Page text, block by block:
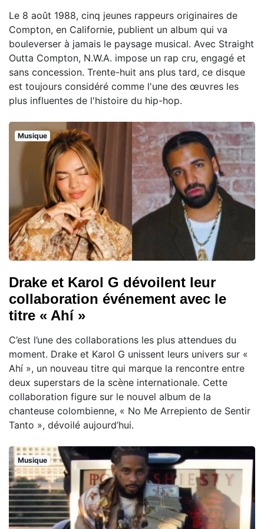
Le 8 août 1988, cinq jeunes rappeurs originaires de
Compton, en Californie, publient un album qui va
bouleverser à jamais le paysage musical. Avec Straight
Outta Compton, N.W.A. impose un rap cru, engagé et
sans concession. Trente-huit ans plus tard, ce disque
est toujours considéré comme l'une des œuvres les
plus influentes de l'histoire du hip-hop.
Musique
Drake et Karol G dévoilent leur
collaboration événement avec le
titre « Ahí »
C’est l’une des collaborations les plus attendues du
moment. Drake et Karol G unissent leurs univers sur «
Ahí », un nouveau titre qui marque la rencontre entre
deux superstars de la scène internationale. Cette
collaboration figure sur le nouvel album de la
chanteuse colombienne, « No Me Arrepiento de Sentir
Tanto », dévoilé aujourd’hui.
Musique